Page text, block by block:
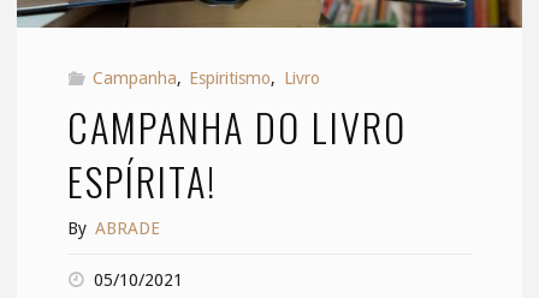
Campanha, Espiritismo, Livro
CAMPANHA DO LIVRO
ESPÍRITA!
By ABRADE
05/10/2021